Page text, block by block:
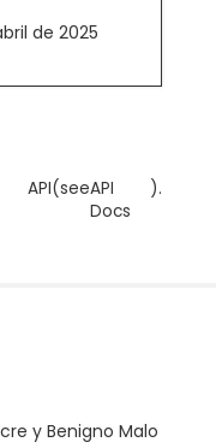
de 2025
API(seeAPI
Docs
).
y Benigno Malo